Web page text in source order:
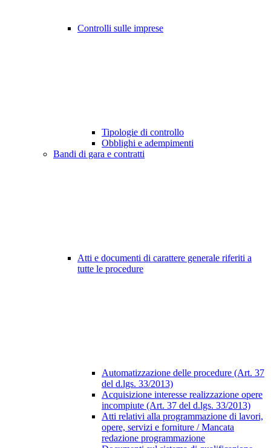
Controlli sulle imprese
Tipologie di controllo
Obblighi e adempimenti
Bandi di gara e contratti
Atti e documenti di carattere generale riferiti a
tutte le procedure
Automatizzazione delle procedure (Art. 37
del d.lgs. 33/2013)
Acquisizione interesse realizzazione opere
incompiute (Art. 37 del d.lgs. 33/2013)
Atti relativi alla programmazione di lavori,
opere, servizi e forniture / Mancata
redazione programmazione